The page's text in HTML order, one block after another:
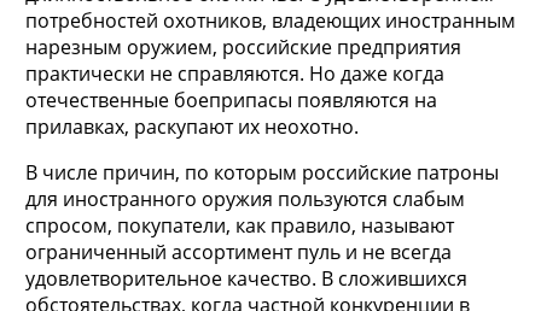
потребностей охотников, владеющих иностранным
нарезным оружием, российские предприятия
практически не справляются. Но даже когда
отечественные боеприпасы появляются на
прилавках, раскупают их неохотно.
В числе причин, по которым российские патроны
для иностранного оружия пользуются слабым
спросом, покупатели, как правило, называют
ограниченный ассортимент пуль и не всегда
удовлетворительное качество. В сложившихся
обстоятельствах, когда частной конкуренции в